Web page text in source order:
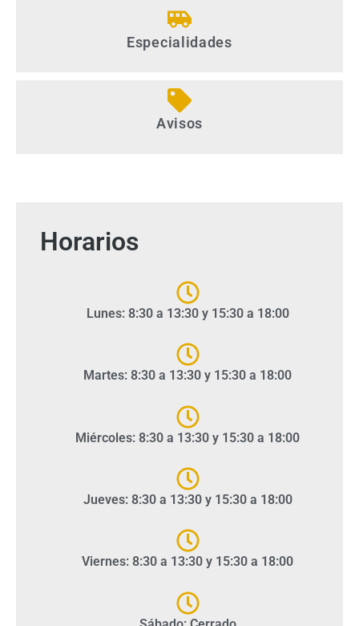
Especialidades
Avisos
Horarios
Lunes: 8:30 a 13:30 y 15:30 a 18:00
Martes: 8:30 a 13:30 y 15:30 a 18:00
Miércoles: 8:30 a 13:30 y 15:30 a 18:00
Jueves: 8:30 a 13:30 y 15:30 a 18:00
Viernes: 8:30 a 13:30 y 15:30 a 18:00